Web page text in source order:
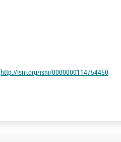
http://isni.org/isni/0000000114754450